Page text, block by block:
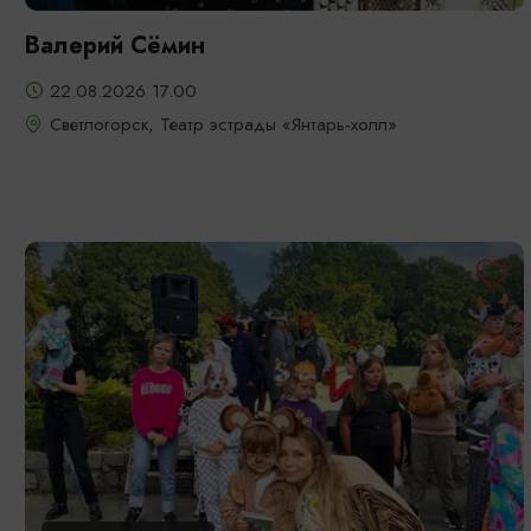
Валерий Сёмин
22.08.2026 17.00
Светлогорск, Театр эстрады «Янтарь-холл»